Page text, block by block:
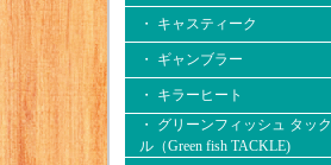
・ キャスティーク
・ ギャンブラー
・ キラーヒート
・ グリーンフィッシュ タック
ル（Green fish TACKLE)